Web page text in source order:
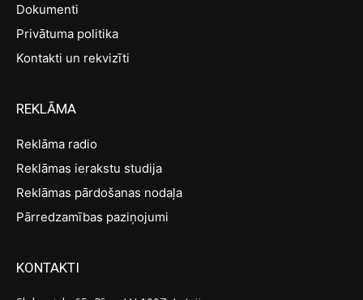
Dokumenti
Privātuma politika
Kontakti un rekvizīti
REKLĀMA
Reklāma radio
Reklāmas ierakstu studija
Reklāmas pārdošanas nodaļa
Pārredzamības paziņojumi
KONTAKTI